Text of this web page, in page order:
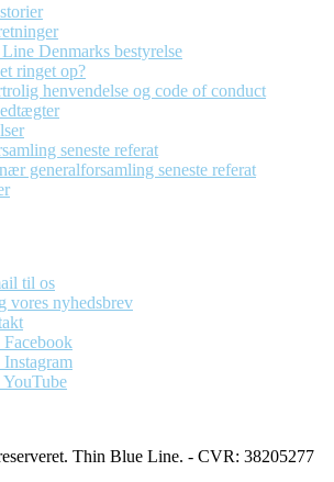
Denmarks bestyrelse
ringet op?
henvendelse og code of conduct
seneste referat
generalforsamling seneste referat
til os
vores nyhedsbrev
Thin Blue Line. - CVR: 38205277